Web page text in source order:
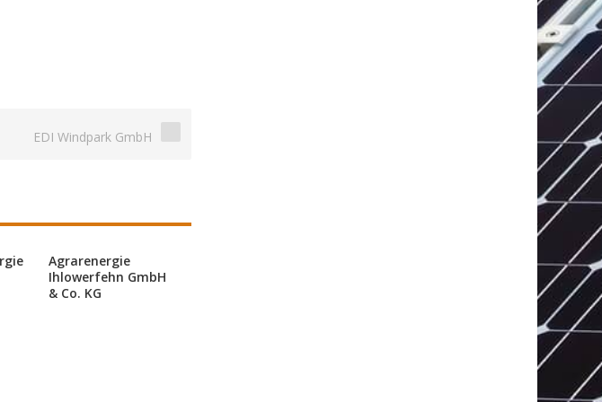
EDI Windpark GmbH
Agrarenergie
Ihlowerfehn GmbH
& Co. KG